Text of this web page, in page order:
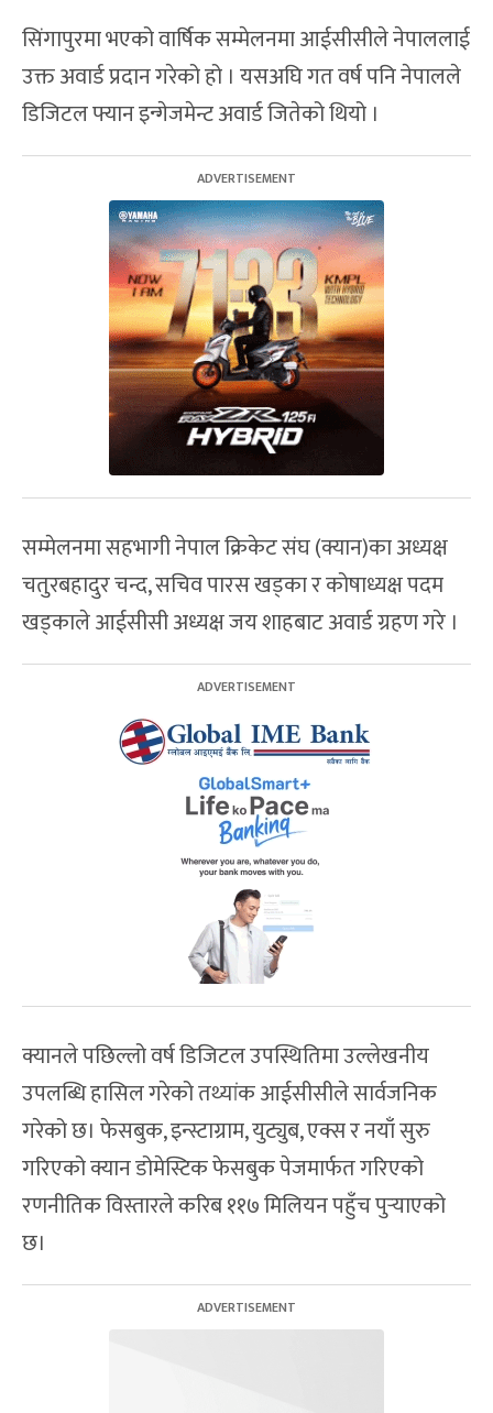
सिंगापुरमा भएको वार्षिक सम्मेलनमा आईसीसीले नेपाललाई
उक्त अवार्ड प्रदान गरेको हो । यसअघि गत वर्ष पनि नेपालले
डिजिटल फ्यान इन्गेजमेन्ट अवार्ड जितेको थियो ।
सम्मेलनमा सहभागी नेपाल क्रिकेट संघ (क्यान)का अध्यक्ष
चतुरबहादुर चन्द, सचिव पारस खड्का र कोषाध्यक्ष पदम
खड्काले आईसीसी अध्यक्ष जय शाहबाट अवार्ड ग्रहण गरे ।
क्यानले पछिल्लो वर्ष डिजिटल उपस्थितिमा उल्लेखनीय
उपलब्धि हासिल गरेको तथ्यांक आईसीसीले सार्वजनिक
गरेको छ। फेसबुक, इन्स्टाग्राम, युट्युब, एक्स र नयाँ सुरु
गरिएको क्यान डोमेस्टिक फेसबुक पेजमार्फत गरिएको
रणनीतिक विस्तारले करिब ११७ मिलियन पहुँच पुर्‍याएको
छ।